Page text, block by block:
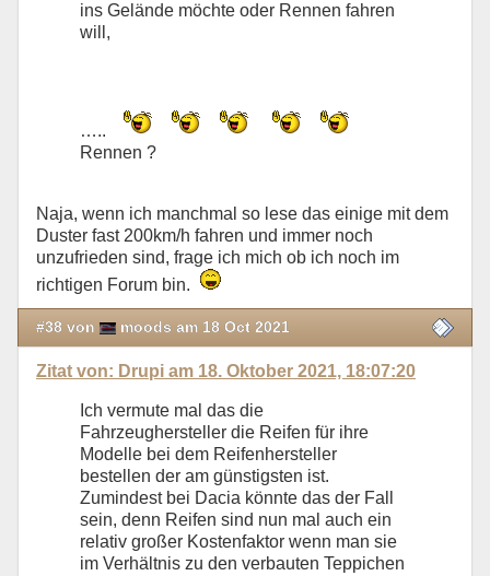
ins Gelände möchte oder Rennen fahren
will,
…..
Rennen ?
Naja, wenn ich manchmal so lese das einige mit dem
Duster fast 200km/h fahren und immer noch
unzufrieden sind, frage ich mich ob ich noch im
richtigen Forum bin.
#38 von moods am 18 Oct 2021
Zitat von: Drupi am 18. Oktober 2021, 18:07:20
Ich vermute mal das die
Fahrzeughersteller die Reifen für ihre
Modelle bei dem Reifenhersteller
bestellen der am günstigsten ist.
Zumindest bei Dacia könnte das der Fall
sein, denn Reifen sind nun mal auch ein
relativ großer Kostenfaktor wenn man sie
im Verhältnis zu den verbauten Teppichen